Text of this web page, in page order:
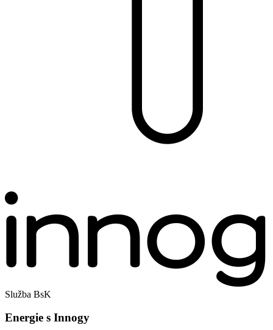
Služba BsK
Energie s Innogy